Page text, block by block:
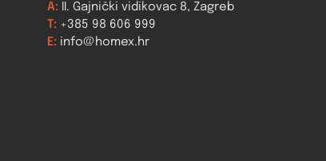
A: II. Gajnički vidikovac 8, Zagreb
T: +385 98 606 999
E: info@homex.hr